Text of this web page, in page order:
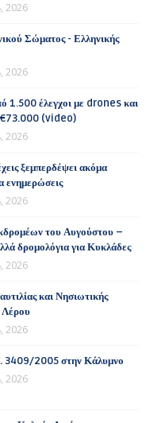
2026
Σώματος - Ελληνικής
2026
1.500 έλεγχοι με drones και
€73.000 (video)
2026
ξεμπερδέψει ακόμα
ενημερώσεις
2026
του Αυγούστου –
δρομολόγια για Κυκλάδες
2026
και Νησιωτικής
Λέρου
2026
3409/2005 στην Κάλυμνο
2026